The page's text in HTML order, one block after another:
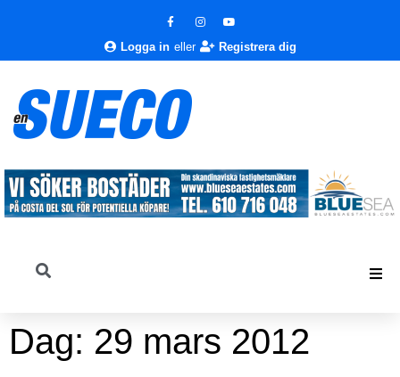
Logga in eller Registrera dig
Dag: 29 mars 2012